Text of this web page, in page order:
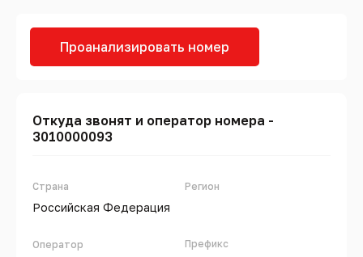
Проанализировать номер
Откуда звонят и оператор номера -
3010000093
Страна
Российская Федерация
Оператор
Регион
Префикс